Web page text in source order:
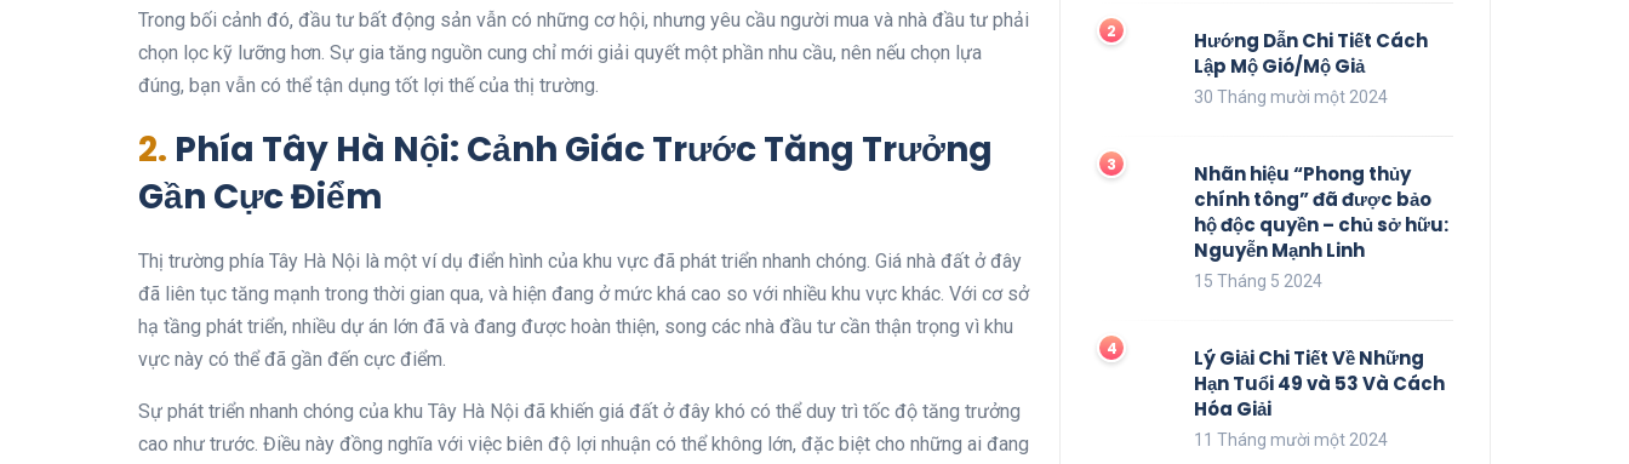
Trong bối cảnh đó, đầu tư bất động sản vẫn có những cơ hội, nhưng yêu cầu người mua và nhà đầu tư phải
chọn lọc kỹ lưỡng hơn. Sự gia tăng nguồn cung chỉ mới giải quyết một phần nhu cầu, nên nếu chọn lựa
đúng, bạn vẫn có thể tận dụng tốt lợi thế của thị trường.
2. Phía Tây Hà Nội: Cảnh Giác Trước Tăng Trưởng
Gần Cực Điểm
Thị trường phía Tây Hà Nội là một ví dụ điển hình của khu vực đã phát triển nhanh chóng. Giá nhà đất ở đây
đã liên tục tăng mạnh trong thời gian qua, và hiện đang ở mức khá cao so với nhiều khu vực khác. Với cơ sở
hạ tầng phát triển, nhiều dự án lớn đã và đang được hoàn thiện, song các nhà đầu tư cần thận trọng vì khu
vực này có thể đã gần đến cực điểm.
Sự phát triển nhanh chóng của khu Tây Hà Nội đã khiến giá đất ở đây khó có thể duy trì tốc độ tăng trưởng
cao như trước. Điều này đồng nghĩa với việc biên độ lợi nhuận có thể không lớn, đặc biệt cho những ai đang
Hướng Dẫn Chi Tiết Cách
Lập Mộ Gió/Mộ Giả
30 Tháng mười một 2024
Nhãn hiệu “Phong thủy
chính tông” đã được bảo
hộ độc quyền – chủ sở hữu:
Nguyễn Mạnh Linh
15 Tháng 5 2024
Lý Giải Chi Tiết Về Những
Hạn Tuổi 49 và 53 Và Cách
Hóa Giải
11 Tháng mười một 2024